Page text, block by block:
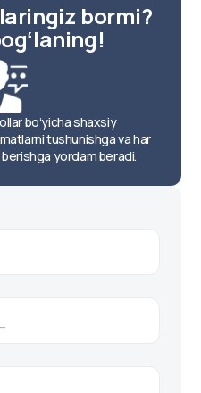
Anorbank.
Moʻljal: sobiq
Moʻljal:
(avtobus
bormi?
boʻyicha shaxsiy
tushunishga va har
yordam beradi.